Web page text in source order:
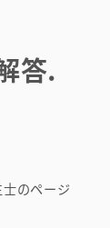
答.
のページ